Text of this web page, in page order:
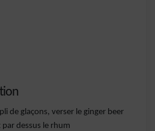
de glaçons, verser le ginger beer
dessus le rhum